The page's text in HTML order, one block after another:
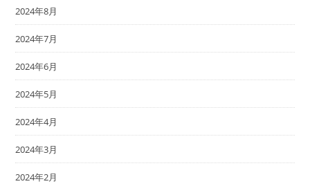
2024年8月
2024年7月
2024年6月
2024年5月
2024年4月
2024年3月
2024年2月